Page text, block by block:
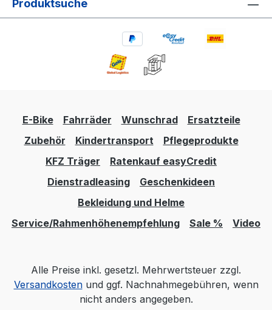
Produktsuche
E-Bike Fahrräder Wunschrad
Ersatzteile
Zubehör
Kindertransport
Pflegeprodukte
KFZ Träger
Ratenkauf easyCredit
Dienstradleasing
Geschenkideen
Bekleidung und Helme
Service/Rahmenhöhenempfehlung
Sale % Video
Alle Preise inkl. gesetzl. Mehrwertsteuer zzgl.
Versandkostenund ggf. Nachnahmegebühren, wenn
nicht anders angegeben.